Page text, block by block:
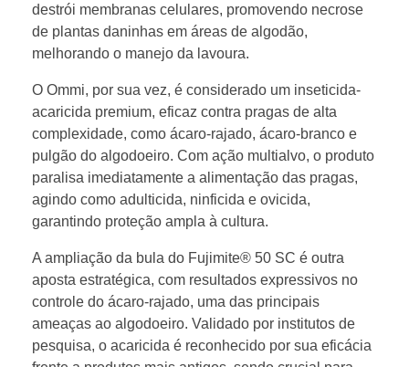
o
l
o
g
i
a
s
destrói membranas celulares, promovendo necrose
de plantas daninhas em áreas de algodão,
melhorando o manejo da lavoura.
O Ommi, por sua vez, é considerado um inseticida-
acaricida premium, eficaz contra pragas de alta
complexidade, como ácaro-rajado, ácaro-branco e
pulgão do algodoeiro. Com ação multialvo, o produto
paralisa imediatamente a alimentação das pragas,
agindo como adulticida, ninficida e ovicida,
garantindo proteção ampla à cultura.
A ampliação da bula do Fujimite® 50 SC é outra
aposta estratégica, com resultados expressivos no
controle do ácaro-rajado, uma das principais
ameaças ao algodoeiro. Validado por institutos de
pesquisa, o acaricida é reconhecido por sua eficácia